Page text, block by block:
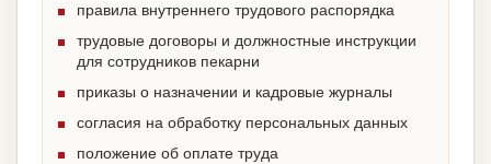
правила внутреннего трудового распорядка
трудовые договоры и должностные инструкции
для сотрудников пекарни
приказы о назначении и кадровые журналы
согласия на обработку персональных данных
положение об оплате труда